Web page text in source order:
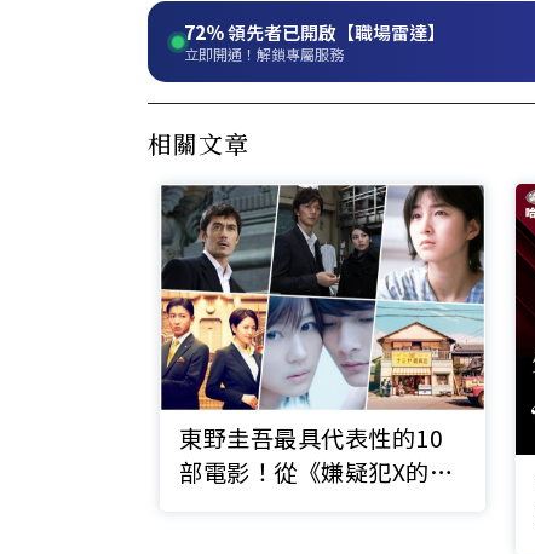
72%領先者已開啟【職場雷達】
立即開通！解鎖專屬服務
相關文章
東野圭吾最具代表性的10
部電影！從《嫌疑犯X的獻